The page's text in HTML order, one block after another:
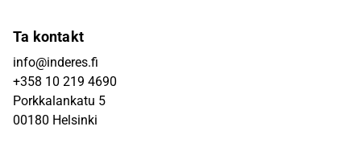
Ta kontakt
info@inderes.fi
+358 10 219 4690
Porkkalankatu 5
00180 Helsinki